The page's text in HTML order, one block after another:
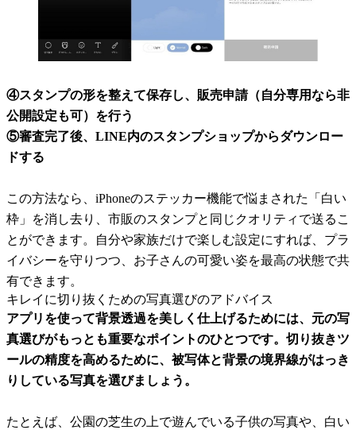
④スタンプの形を整えて保存し、販売申請（自分専用なら非
公開設定も可）を行う
⑤審査完了後、LINE内のスタンプショップからダウンロー
ドする
この方法なら、iPhoneのステッカー機能で悩まされた「白い
枠」を消し去り、市販のスタンプと同じクオリティで送るこ
とができます。自分や家族だけで楽しむ設定にすれば、プラ
イバシーを守りつつ、お子さんの可愛い姿を最高の状態で共
有できます。
キレイに切り抜くための写真選びのアドバイス
アプリを使って背景透過を美しく仕上げるためには、元の写
真選びがもっとも重要なポイントのひとつです。切り抜きツ
ールの精度を高めるために、被写体と背景の境界線がはっき
りしている写真を選びましょう。
たとえば、公園の芝生の上で遊んでいる子供の写真や、白い